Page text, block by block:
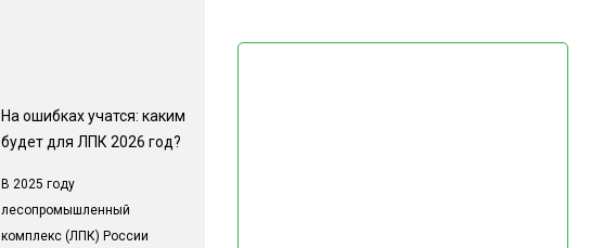
На ошибках учатся: каким
будет для ЛПК 2026 год?
В 2025 году
лесопромышленный
комплекс (ЛПК) России